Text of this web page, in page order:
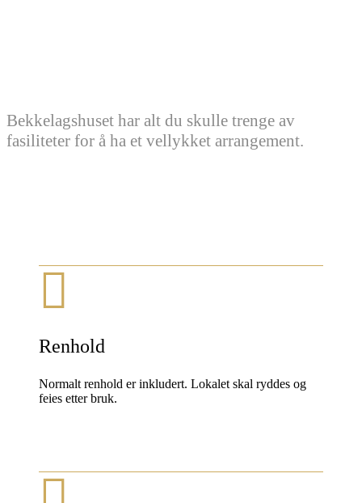
Bekkelagshuset har alt du skulle trenge av
fasiliteter for å ha et vellykket arrangement.
Renhold
Normalt renhold er inkludert. Lokalet skal ryddes og
feies etter bruk.